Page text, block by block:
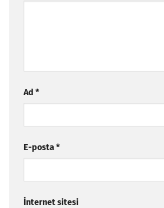
Ad *
E-posta*
İnternet sitesi